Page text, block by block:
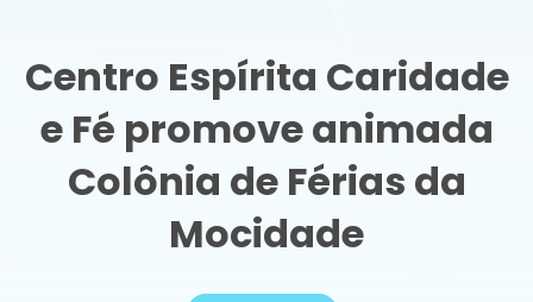
Centro Espírita Caridade
e Fé promove animada
Colônia de Férias da
Mocidade